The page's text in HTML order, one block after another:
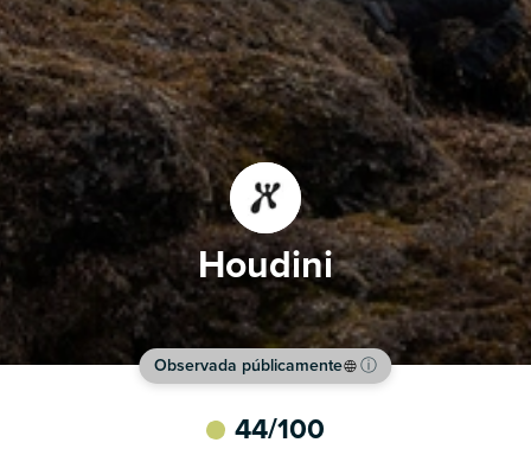
Houdini
Observada públicamente ⓘ
44/100